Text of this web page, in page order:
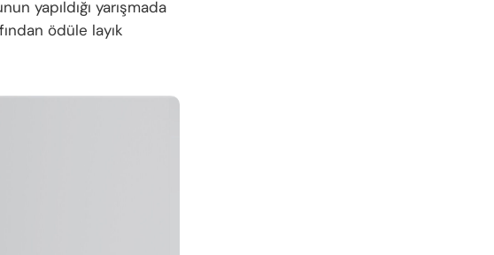
yapıldığı yarışmada
ödüle layık